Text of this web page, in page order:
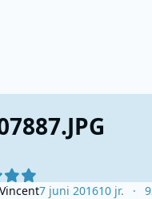
Vincent7 juni 201610 jr.